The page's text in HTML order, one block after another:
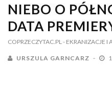
NIEBO O
DATA
COPRZECZYTAC.PL - EKRANIZACJE I
URSZULA GARNCARZ